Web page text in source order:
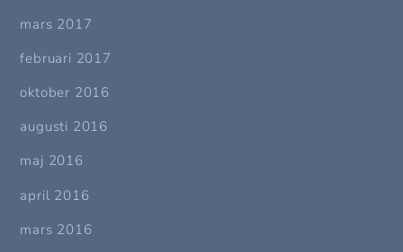
mars 2017
februari 2017
oktober 2016
augusti 2016
maj 2016
april 2016
mars 2016